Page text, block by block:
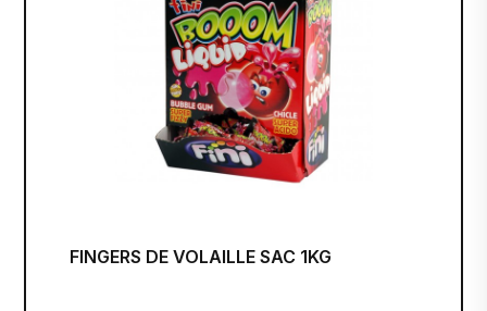
FINGERS DE VOLAILLE SAC 1KG